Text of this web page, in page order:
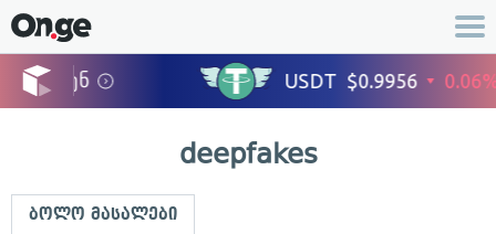
deepfakes
ბოლო მასალები